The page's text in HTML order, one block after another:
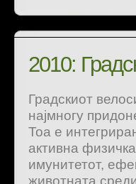
2010:
Градскиот
најмногу
Тоа е
активна
имунитетот,
животната